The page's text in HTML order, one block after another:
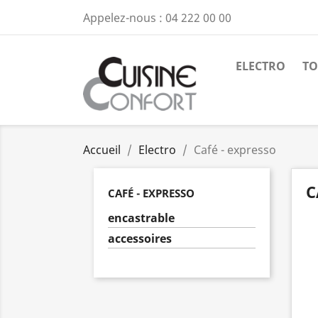
Appelez-nous : 04 222 00 00
ELECTRO
Accueil Electro Café - expresso
CAFÉ - EXPRESSO
encastrable
accessoires